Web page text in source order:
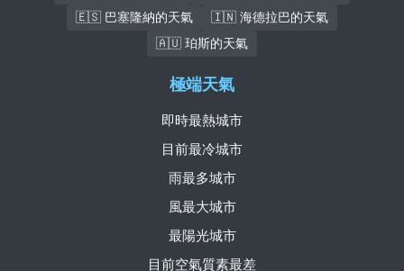
🇪🇸 巴塞隆納的天氣
🇮🇳 海德拉巴的天氣
🇦🇺 珀斯的天氣
極端天氣
即時最熱城市
目前最冷城市
雨最多城市
風最大城市
最陽光城市
目前空氣質素最差